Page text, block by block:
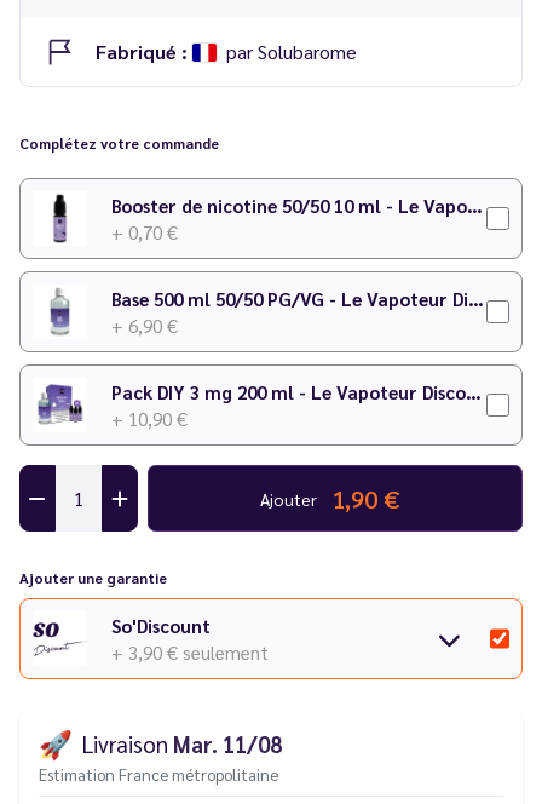
Fabriqué : par Solubarome
Dosage conseillé
Temps de maturation : Moins de 7 jours
Pour plus de détails sur le dosage, consultez notre
calculateur
DIY.
Complétez votre commande
Booster de nicotine 50/50 10 ml - Le Vapoteur Discount
+ 0,70 €
Base 500 ml 50/50 PG/VG - Le Vapoteur Discount
+ 6,90 €
Pack DIY 3 mg 200 ml - Le Vapoteur Discount
+ 10,90 €
Ajouter 1,90 €
Ajouter une garantie
So'Discount
+ 3,90 € seulement
🚀 Livraison Mar. 11/08
Estimation France métropolitaine